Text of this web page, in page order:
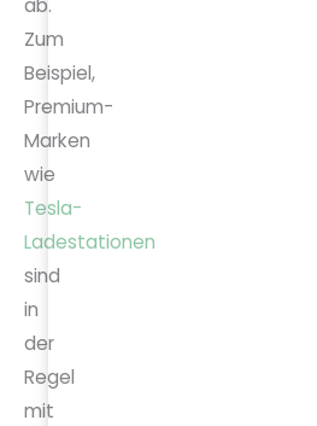
ab.
Zum
Beispiel,
Premium-
Marken
wie
Tesla-
Ladestationen
sind
in
der
Regel
mit